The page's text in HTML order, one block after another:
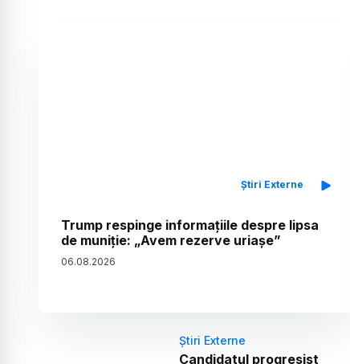
Știri Externe
Trump respinge informațiile despre lipsa
de muniție: „Avem rezerve uriașe”
06.08.2026
Știri Externe
Candidatul progresist